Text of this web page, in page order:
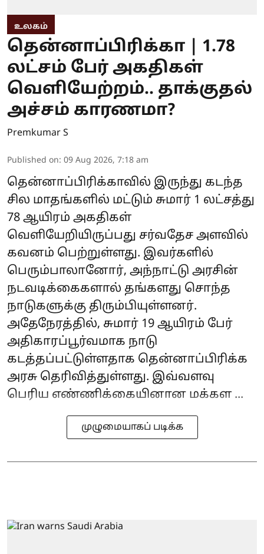
உலகம்
தென்னாப்பிரிக்கா | 1.78
லட்சம் பேர் அகதிகள்
வெளியேற்றம்.. தாக்குதல்
அச்சம் காரணமா?
Premkumar S
Published on: 09 Aug 2026, 7:18 am
தென்னாப்பிரிக்காவில் இருந்து கடந்த
சில மாதங்களில் மட்டும் சுமார் 1 லட்சத்து
78 ஆயிரம் அகதிகள்
வெளியேறியிருப்பது சர்வதேச அளவில்
கவனம் பெற்றுள்ளது. இவர்களில்
பெரும்பாலானோர், அந்நாட்டு அரசின்
நடவடிக்கைகளால் தங்களது சொந்த
நாடுகளுக்கு திரும்பியுள்ளனர்.
அதேநேரத்தில், சுமார் 19 ஆயிரம் பேர்
அதிகாரப்பூர்வமாக நாடு
கடத்தப்பட்டுள்ளதாக தென்னாப்பிரிக்க
அரசு தெரிவித்துள்ளது. இவ்வளவு
பெரிய எண்ணிக்கையினான மக்கள ...
முழுமையாகப் படிக்க